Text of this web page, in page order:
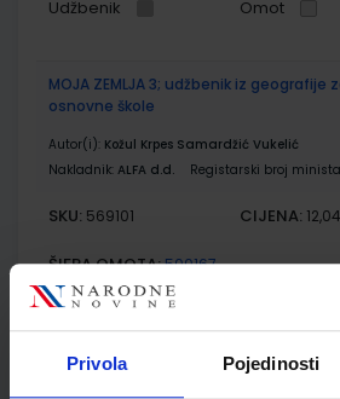
Privola Pojedinosti
Udžbenik Omot
MOJA ZEMLJA 3; udžbenik iz geografije
osnovne škole
Autor(i): Kožul Krpes Samardžić Vukelić
Nakladnik: ALFA d.d. Registarski broj
SKU: 569101 CIJENA:
ŠIFRA OMOTA:500167
Udžbenik